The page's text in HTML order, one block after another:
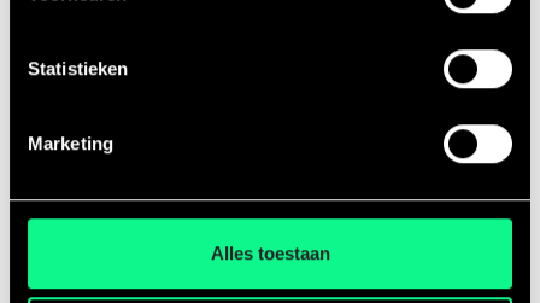
Statistieken
Marketing
Alles toestaan